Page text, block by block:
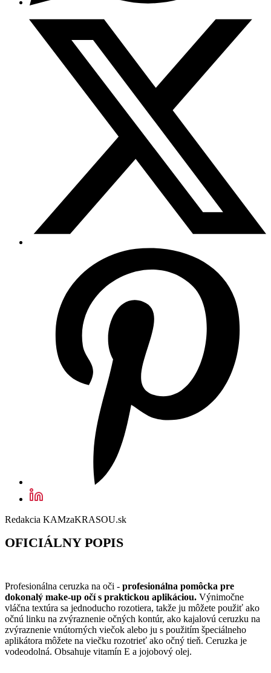
Redakcia KAMzaKRASOU.sk
OFICIÁLNY POPIS
Profesionálna ceruzka na oči - profesionálna pomôcka pre
dokonalý make-up očí s praktickou aplikáciou. Výnimočne
vláčna textúra sa jednoducho rozotiera, takže ju môžete použiť ako
očnú linku na zvýraznenie očných kontúr, ako kajalovú ceruzku na
zvýraznenie vnútorných viečok alebo ju s použitím špeciálneho
aplikátora môžete na viečku rozotrieť ako očný tieň. Ceruzka je
vodeodolná. Obsahuje vitamín E a jojobový olej.